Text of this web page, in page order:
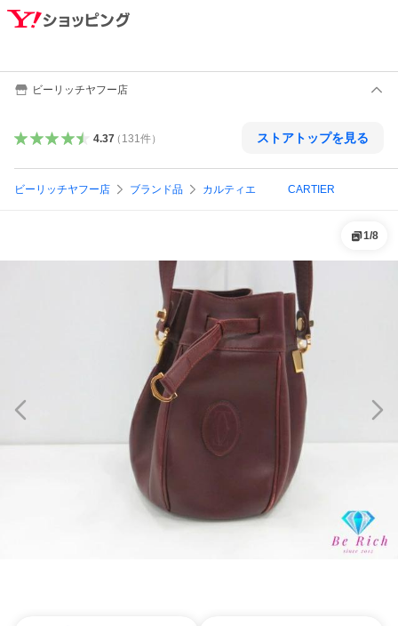
ビーリッチヤフー店
4.37（ 131件） ストアトップを見る
ビーリッチヤフー店 ブランド品 カルティエ CARTIER
1/8